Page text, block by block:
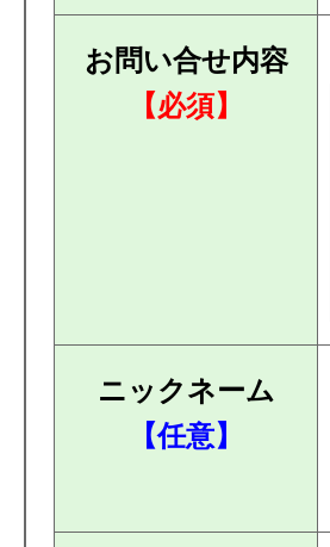
お問い合せ内容
【必須】
ニックネーム
【任意】